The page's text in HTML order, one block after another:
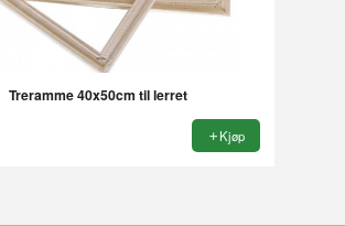
Treramme 40x50cm til lerret
Kjøp